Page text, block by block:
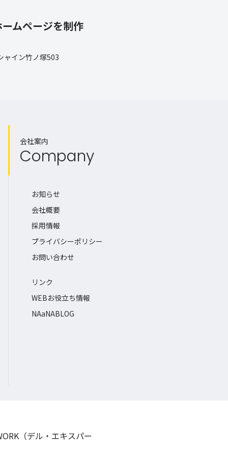
ムページを制作
イン竹ノ塚503
会社案内
Company
お知らせ
会社概要
採用情報
プライバシーポリシー
お問い合わせ
リンク
WEBお役立ち情報
NAaNABLOG
（デル・エキスパー